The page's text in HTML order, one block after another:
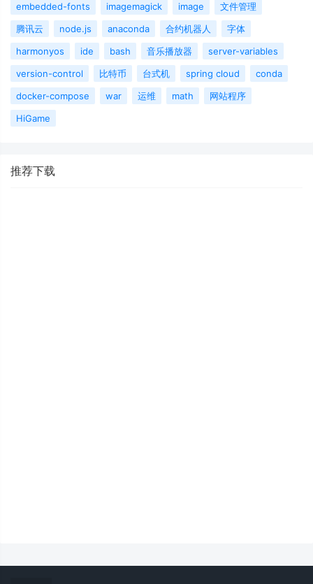
embedded-fonts
imagemagick image
文件管理
腾讯云
node.js anaconda 合约机器人
字体
harmonyos
ide bash 音乐播放器
server-variables
version-control
比特币 台式机 spring cloud
conda
docker-compose
war 运维 math
网站程序
HiGame
推荐下载